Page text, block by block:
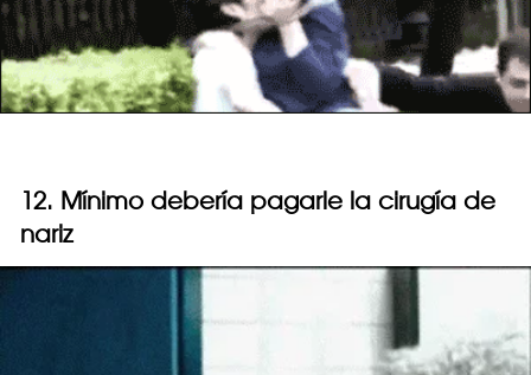
12. Mínimo debería pagarle la cirugía de
nariz